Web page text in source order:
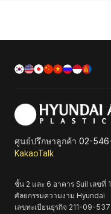
ศูนย์ปรึกษาลูกค้า 02-
KakaoTalk
ชั้น 2 และ 6 อาคาร Suil เลขที่
ศัลยกรรมความงาม Hyundai
เลขทะเบียนธุรกิจ 211-09-